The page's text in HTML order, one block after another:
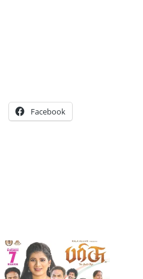
Facebook